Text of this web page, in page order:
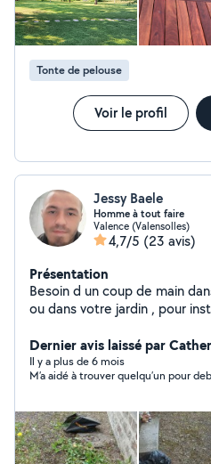
Tonte de pelouse
Voir le profil
Jessy Baele
Homme à tout faire
Valence (Valensolles)
4,7/5 (23 avis)
Présentation
Besoin d un coup de main
ou dans votre jardin , pour
premium
Dernier avis laissé par
Il y a plus de 6 mois
M’a aidé à trouver quelqu’un pour